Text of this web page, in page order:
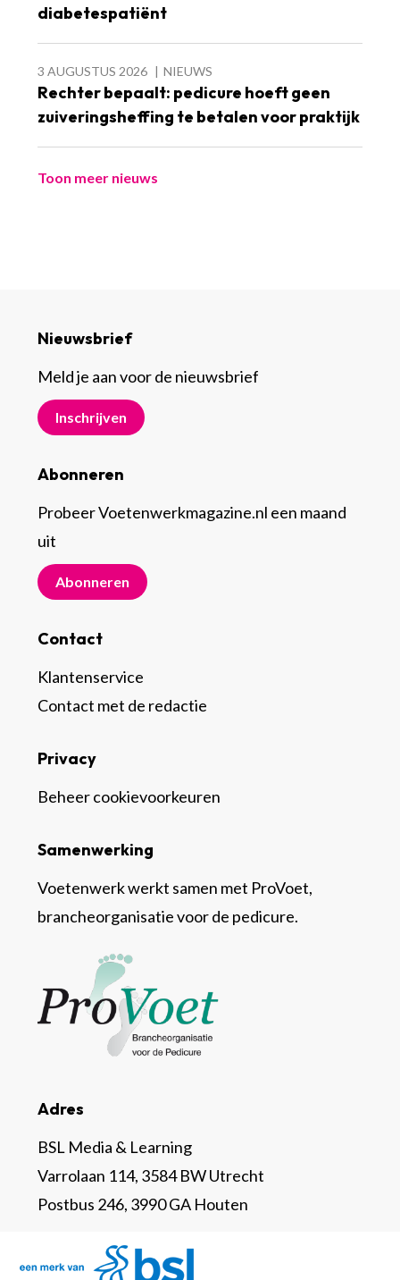
diabetespatiënt
3 AUGUSTUS 2026 NIEUWS
Rechter bepaalt: pedicure hoeft geen
zuiveringsheffing te betalen voor praktijk
Toon meer nieuws
Nieuwsbrief
Meld je aan voor de nieuwsbrief
Inschrijven
Abonneren
Probeer Voetenwerkmagazine.nl een maand
uit
Abonneren
Contact
Klantenservice
Contact met de redactie
Adres
BSL Media & Learning
Varrolaan 114, 3584 BW Utrecht
Postbus 246, 3990 GA Houten
Samenwerking
Voetenwerk werkt samen met ProVoet,
brancheorganisatie voor de pedicure.
Privacy
Beheer cookievoorkeuren